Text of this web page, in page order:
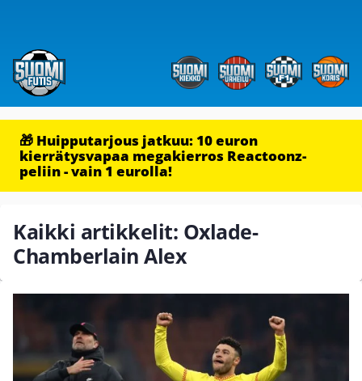
🎁 Huipputarjous jatkuu: 10 euron
kierrätysvapaa megakierros Reactoonz-
peliin - vain 1 eurolla!
Kaikki artikkelit: Oxlade-
Chamberlain Alex